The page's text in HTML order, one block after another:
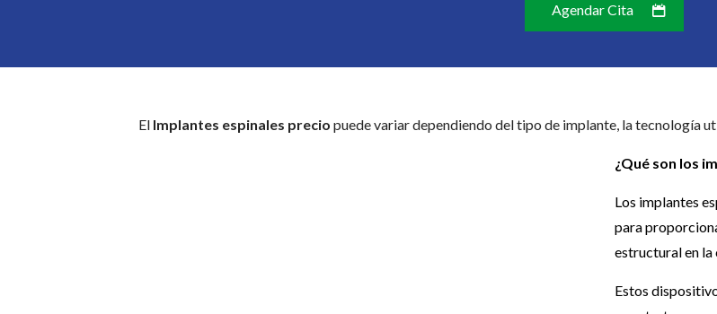
Agendar Cita
El Implantes espinales precio puede variar dependiendo del tipo de implante, la tecnología
¿Qué son los
Los implantes
para
estructural en
Estos